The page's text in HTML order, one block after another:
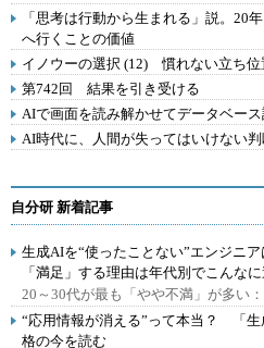
「思考は行動から生まれる」説。20
へ行くことの価値
イノウーの選択 (12) 慣れない立ち位
第742回 結果を引き受ける
AIで画面を読み解かせてデータベー
AI時代に、人間が失ってはいけない
自分研 新着記事
生成AIを“使ったことない”エンジニ
「満足」する理由は年代別でこんな
20～30代が最も「やや不満」が多い：
“応用情報が消える”って本当？ 「
格の今を読む